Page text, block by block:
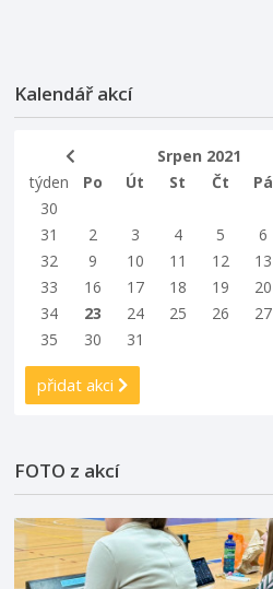
Kalendář akcí
Srpen 2021
týden
Po Út St Čt Pá
30
31
2 3 4 5 6
32
9 10 11 12 13
33
16 17 18 19 20
34
23 24 25 26 27
35
30 31
přidat akci
FOTO z akcí